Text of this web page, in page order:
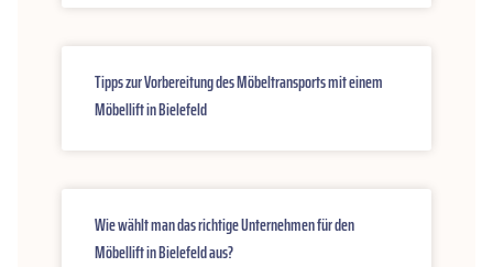
Tipps zur Vorbereitung des Möbeltransports mit einem
Möbellift in Bielefeld
Wie wählt man das richtige Unternehmen für den
Möbellift in Bielefeld aus?